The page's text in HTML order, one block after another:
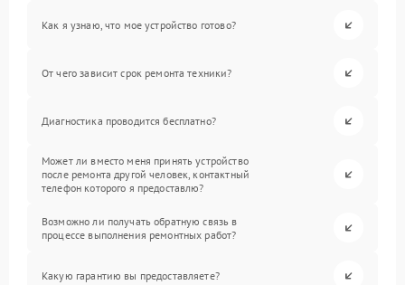
Как я узнаю, что мое устройство готово?
От чего зависит срок ремонта техники?
Диагностика проводится бесплатно?
Может ли вместо меня принять устройство
после ремонта другой человек, контактный
телефон которого я предоставлю?
Возможно ли получать обратную связь в
процессе выполнения ремонтных работ?
Какую гарантию вы предоставляете?